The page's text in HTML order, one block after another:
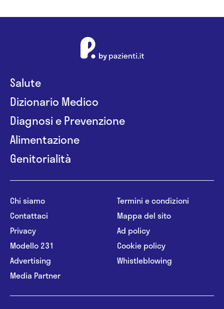
Salute
Dizionario Medico
Diagnosi e Prevenzione
Alimentazione
Genitorialità
Chi siamo
Contattaci
Privacy
Modello 231
Advertising
Media Partner
Termini e condizioni
Mappa del sito
Ad policy
Cookie policy
Whistleblowing